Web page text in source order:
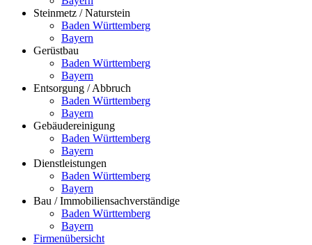
Steinmetz / Naturstein
Baden Württemberg
Bayern
Gerüstbau
Baden Württemberg
Bayern
Entsorgung / Abbruch
Baden Württemberg
Bayern
Gebäudereinigung
Baden Württemberg
Bayern
Dienstleistungen
Baden Württemberg
Bayern
Bau / Immobiliensachverständige
Baden Württemberg
Bayern
Firmenübersicht